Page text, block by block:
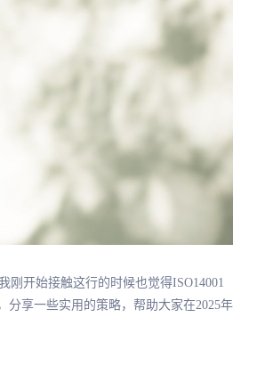
刚开始接触这行的时候也觉得ISO14001
享一些实用的策略，帮助大家在2025年